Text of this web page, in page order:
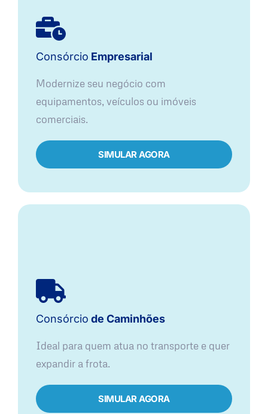
Consórcio Empresarial
Modernize seu negócio com
equipamentos, veículos ou imóveis
comerciais.
SIMULAR AGORA
Consórcio de Caminhões
Ideal para quem atua no transporte e quer
expandir a frota.
SIMULAR AGORA